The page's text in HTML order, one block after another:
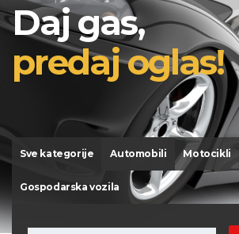
Daj gas,
predaj oglas!
Sve kategorije Automobili Motocikli
Gospodarska vozila